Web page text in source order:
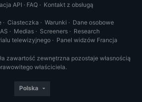
API · FAQ· Kontakt z obsługą
· Ciasteczka · Warunki · Dane osobowe
· Medias· Screeners· Research
telewizyjnego· Panel widzów Francja
zawartość zewnętrzna pozostaje własnością
właściciela.
Polska